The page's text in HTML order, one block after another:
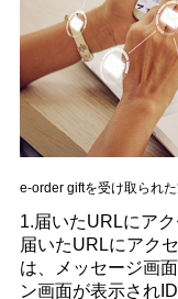
e-order giftを受け取られ
1.届いたURLにアク
届いたURLにアク
は、メッセージ画
ン画面が表示され